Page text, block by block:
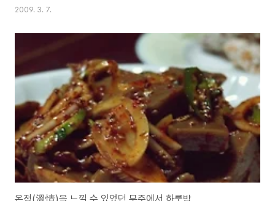
그리고 이번에도 저와 함께 동행한 해피아름드리님~^^ 이번에는 눌산형님과
가 17번국도에서 들린곳 전북 완주군 경천면에 위치한 용복마을입니다. 용복
마을은 '이쁜 마을 만들기' 사업으로 마을 벽면에 이쁜 그림으로 이루어져 있었
습니다^^ 그리고 마을 어귀에는 타일로 이쁘게 지도를 꾸며 놓았네요. 17번 국
도에서 볼 수 있는 벽면입니다 용복마을 in 미술로 말걸기~ 라는 문구가 눈에
확 들어오는데요. 들어가기 ..
2009. 3. 7.